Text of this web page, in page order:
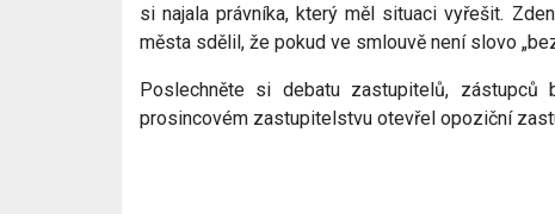
si najala právníka, který měl situaci vyřešit.
města sdělil, že pokud ve smlouvě není slovo
Poslechněte si debatu zastupitelů,
prosincovém zastupitelstvu otevřel opoziční